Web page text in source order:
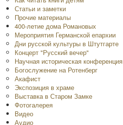
Статьи и заметки
Прочие материалы
400-летие дома Романовых
Мероприятия Германской епархии
Дни русской культуры в Штутгарте
Концерт "Русский вечер"
Научная историческая конференция
Богослужение на Ротенберг
Акафист
Экспозиция в храме
Выставка в Старом Замке
Фотогалерея
Видео
Аудио